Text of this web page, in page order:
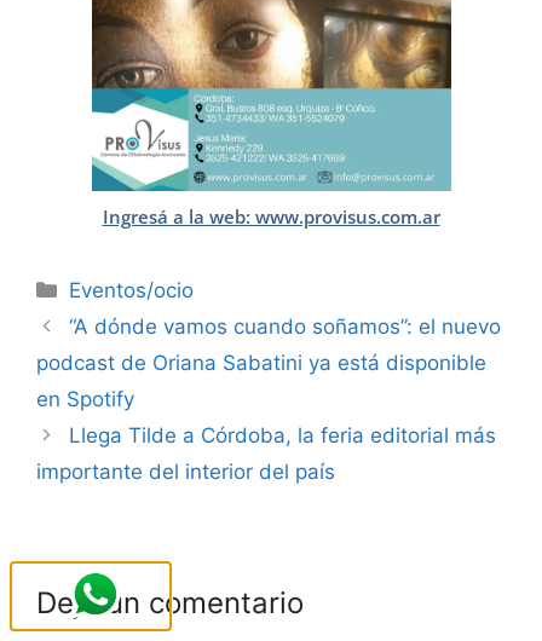
Ingresá a la web: www.provisus.com.ar
Eventos/ocio
“A dónde vamos cuando soñamos”: el nuevo
podcast de Oriana Sabatini ya está disponible
en Spotify
Llega Tilde a Córdoba, la feria editorial más
importante del interior del país
Deja un comentario